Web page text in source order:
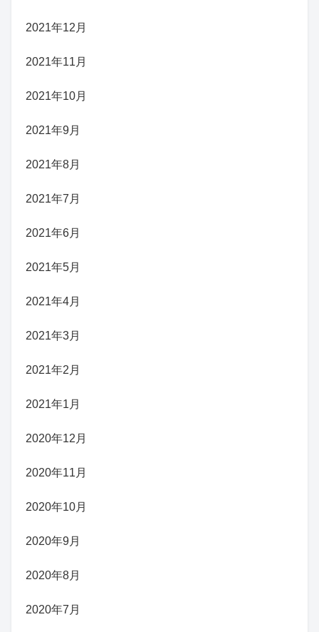
2021年12月
2021年11月
2021年10月
2021年9月
2021年8月
2021年7月
2021年6月
2021年5月
2021年4月
2021年3月
2021年2月
2021年1月
2020年12月
2020年11月
2020年10月
2020年9月
2020年8月
2020年7月